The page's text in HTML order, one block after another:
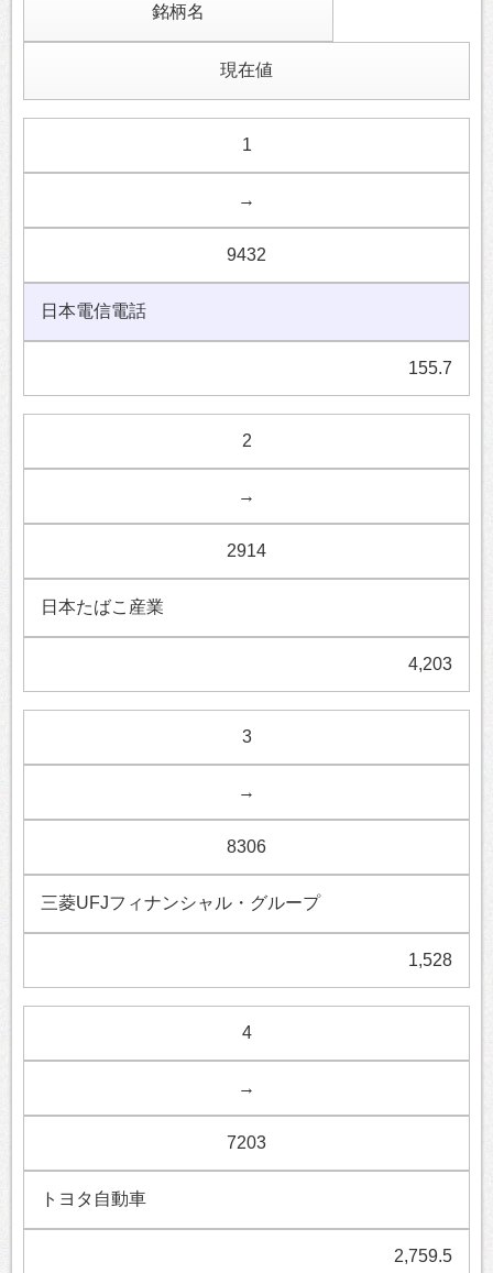
銘柄名
現在値
1
→
9432
日本電信電話
155.7
2
→
2914
日本たばこ産業
4,203
3
→
8306
三菱UFJフィナンシャル・グループ
1,528
4
→
7203
トヨタ自動車
2,759.5